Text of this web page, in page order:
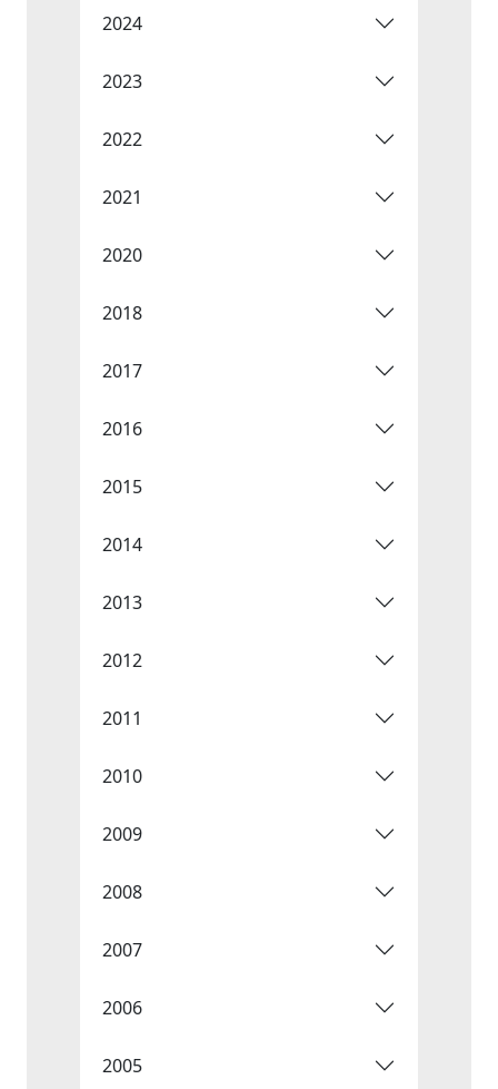
2024
2023
2022
2021
2020
2018
2017
2016
2015
2014
2013
2012
2011
2010
2009
2008
2007
2006
2005